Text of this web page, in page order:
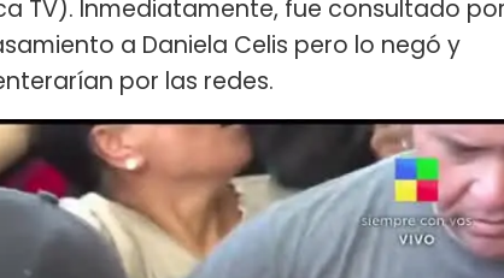
TV). Inmediatamente, fue consultado
a Daniela Celis pero lo negó y
por las redes.